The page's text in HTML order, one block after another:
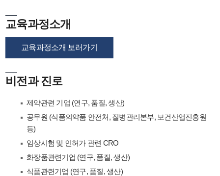
교육과정소개
교육과정소개 보러가기
비전과 진로
제약관련 기업 (연구, 품질, 생산)
공무원 (식품의약품 안전처, 질병관리본부, 보건산업진흥원
등)
임상시험 및 인허가 관련 CRO
화장품관련기업 (연구, 품질, 생산)
식품관련기업 (연구, 품질, 생산)